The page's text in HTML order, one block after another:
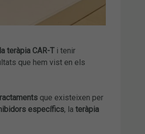
teràpia CAR-Ti tenir
que hem vist en els
que existeixen per
específics, la teràpia